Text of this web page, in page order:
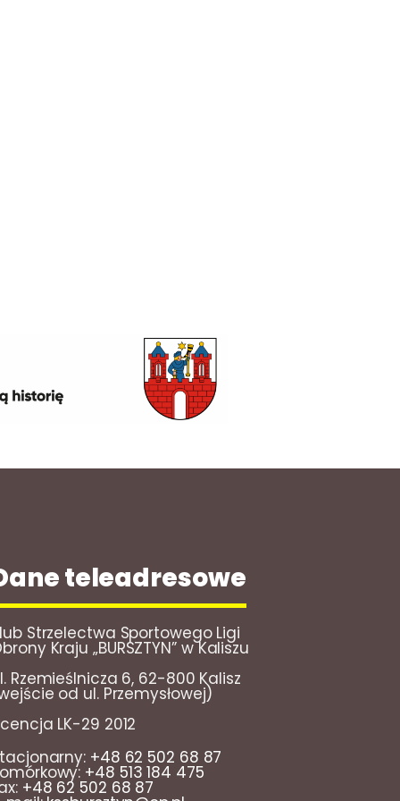
teleadresowe
Strzelectwa Sportowego Ligi
Kraju „BURSZTYN” w Kaliszu
Rzemieślnicza 6, 62-800 Kalisz
od ul. Przemysłowej)
LK-29 2012
+48 62 502 68 87
+48 513 184 475
+48 62 502 68 87